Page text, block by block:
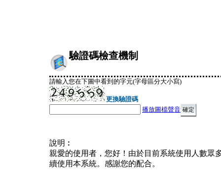
驗證碼檢查機制
請輸入您在下圖中看到的字元(字母區分大小寫)
更換驗證碼
播放圖檔聲音
說明︰
親愛的使用者，您好！由於目前系統使用人數眾
續使用本系統。感謝您的配合。